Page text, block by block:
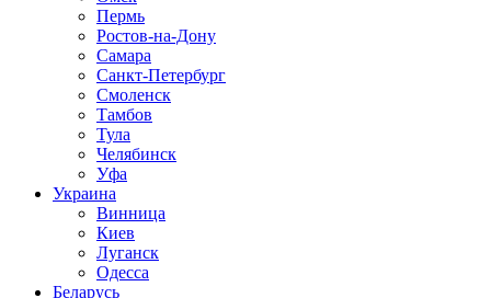
Пермь
Ростов-на-Дону
Самара
Санкт-Петербург
Смоленск
Тамбов
Тула
Челябинск
Уфа
Украина
Винница
Киев
Луганск
Одесса
Беларусь